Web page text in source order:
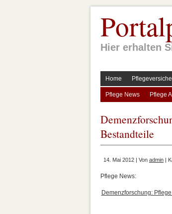
Hier erhalten
Home
Pflege News Pflege
Bestandteile
14. Mai 2012 | Von admin |
Pflege News:
Demenzforschung: